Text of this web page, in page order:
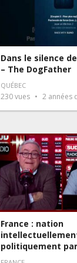
Dans le silence
– The DogFather
QUÉBEC
230vues 2 années
France : nation
politiquement